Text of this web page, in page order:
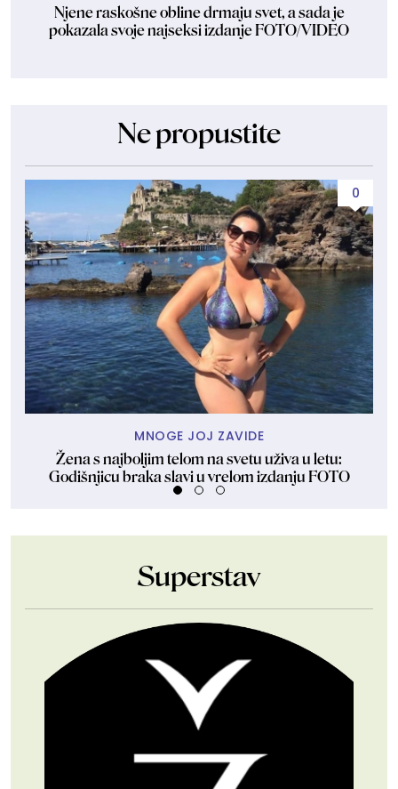
Njene raskošne obline drmaju svet, a sada je
pokazala svoje najseksi izdanje FOTO/VIDEO
Ne propustite
0
MNOGE JOJ ZAVIDE
Žena s najboljim telom na svetu uživa u letu:
Godišnjicu braka slavi u vrelom izdanju FOTO
Superstav